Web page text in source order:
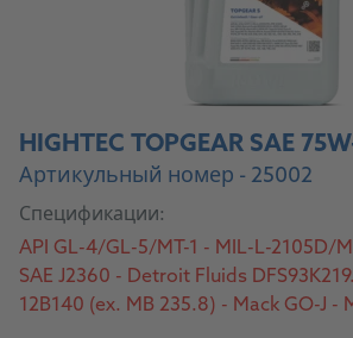
HIGHTEC TOPGEAR SAE
Артикульный номер - 25002
Спецификации:
API GL-4/GL-5/MT-1 - MIL-L-2105D/
SAE J2360 - Detroit Fluids
12B140 (ex. MB 235.8) - Mack GO-J -